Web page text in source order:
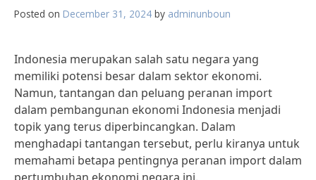
Posted on December 31, 2024 by adminunboun
Indonesia merupakan salah satu negara yang
memiliki potensi besar dalam sektor ekonomi.
Namun, tantangan dan peluang peranan import
dalam pembangunan ekonomi Indonesia menjadi
topik yang terus diperbincangkan. Dalam
menghadapi tantangan tersebut, perlu kiranya untuk
memahami betapa pentingnya peranan import dalam